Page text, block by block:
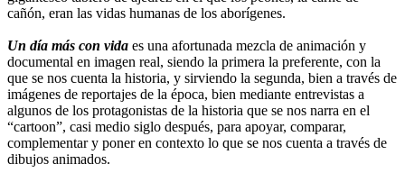
cañón, eran las vidas humanas de los aborígenes.
Un día más con vida es una afortunada mezcla de animación y
documental en imagen real, siendo la primera la preferente, con la
que se nos cuenta la historia, y sirviendo la segunda, bien a través de
imágenes de reportajes de la época, bien mediante entrevistas a
algunos de los protagonistas de la historia que se nos narra en el
“cartoon”, casi medio siglo después, para apoyar, comparar,
complementar y poner en contexto lo que se nos cuenta a través de
dibujos animados.